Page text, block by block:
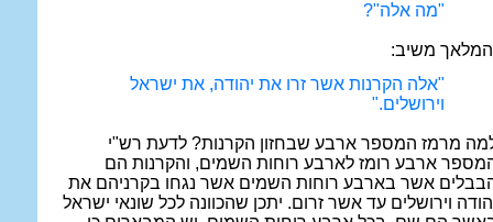
"מה אלה"?
משיב:
"אלה הקרנות אשר זרו את יהודה, את ישראל
וירושלים."
מרמז המספר ארבע שבחזון הקרנות? לדעת רש"י
ארבע רומז לארבע רוחות השמים, והקרנות הם
אשר בארבע רוחות השמים אשר נגחו בקרניהם את
וירושלים עד אשר זרום. יתכן שהכוונה לכל שונאי ישראל